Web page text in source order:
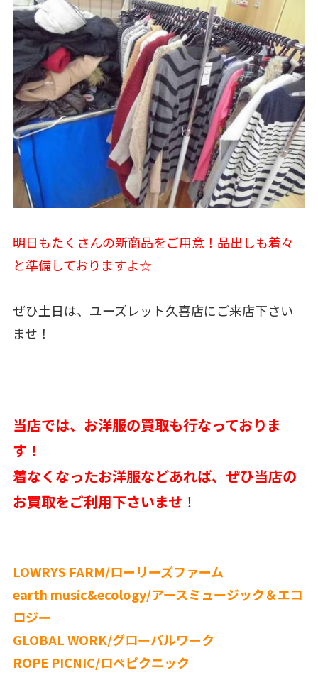
明日もたくさんの新商品をご用意！品出しも着々
と準備しておりますよ☆
ぜひ土日は、ユーズレット久喜店にご来店下さい
ませ！
当店では、お洋服の買取も行なっておりま
す！
着なくなったお洋服などあれば、ぜひ当店の
お買取をご利用下さいませ ！
LOWRYS FARM/ローリーズファーム
earth music&ecology/アースミュージック＆エコ
ロジー
GLOBAL WORK/グローバルワーク
ROPE PICNIC/ロペピクニック